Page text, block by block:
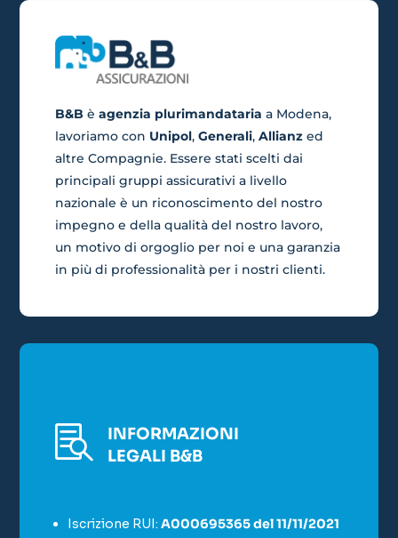
B&B è agenzia plurimandataria a Modena,
lavoriamo con Unipol,Generali,Allianz ed
altre Compagnie. Essere stati scelti dai
principali gruppi assicurativi a livello
nazionale è un riconoscimento del nostro
impegno e della qualità del nostro lavoro,
un motivo di orgoglio per noi e una garanzia
in più di professionalità per i nostri clienti.

INFORMAZIONI
LEGALI B&B
Iscrizione RUI:A000695365 del 11/11/2021